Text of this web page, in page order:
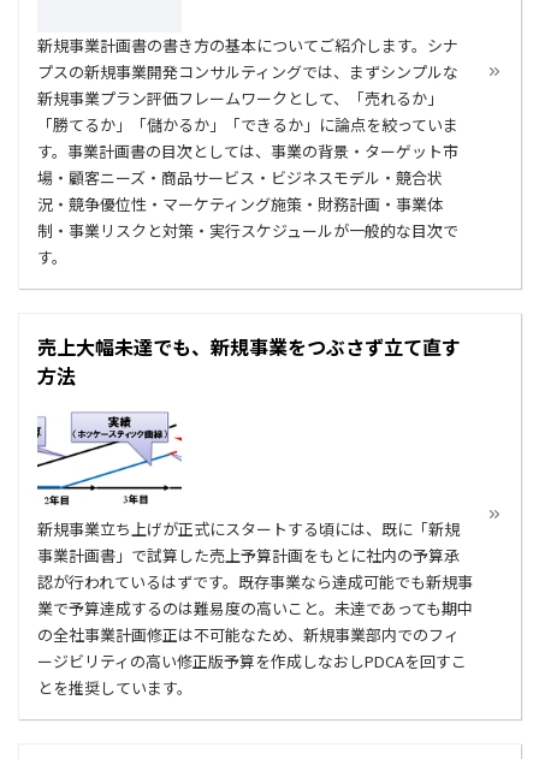
新規事業計画書の書き方の基本についてご紹介します。シナ
プスの新規事業開発コンサルティングでは、まずシンプルな
新規事業プラン評価フレームワークとして、「売れるか」
「勝てるか」「儲かるか」「できるか」に論点を絞っていま
す。事業計画書の目次としては、事業の背景・ターゲット市
場・顧客ニーズ・商品サービス・ビジネスモデル・競合状
況・競争優位性・マーケティング施策・財務計画・事業体
制・事業リスクと対策・実行スケジュールが一般的な目次で
す。
売上大幅未達でも、新規事業をつぶさず立て直す
方法
新規事業立ち上げが正式にスタートする頃には、既に「新規
事業計画書」で試算した売上予算計画をもとに社内の予算承
認が行われているはずです。既存事業なら達成可能でも新規事
業で予算達成するのは難易度の高いこと。未達であっても期中
の全社事業計画修正は不可能なため、新規事業部内でのフィ
ージビリティの高い修正版予算を作成しなおしPDCAを回すこ
とを推奨しています。